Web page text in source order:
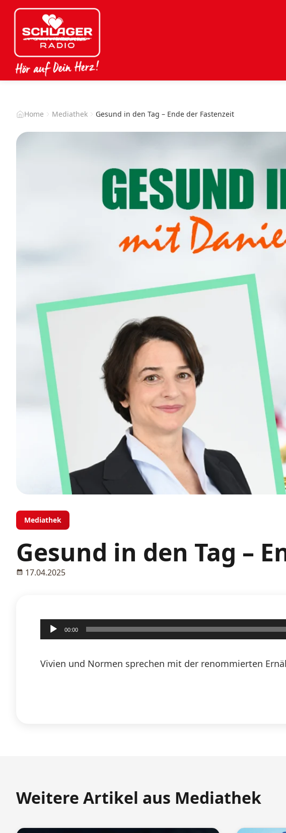
Home Mediathek Gesund in den Tag – Ende der Fastenzeit
Mediathek
Gesund in den Tag –
17.04.2025
Audio-
Player
00:00
Vivien und Normen sprechen mit der renommierten
Weitere Artikel aus Mediathek